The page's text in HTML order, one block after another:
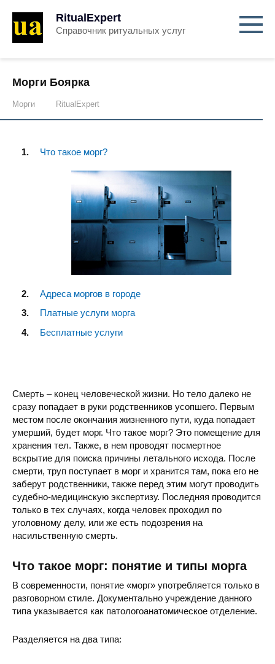
RitualExpert
Справочник ритуальных услуг
Морги Боярка
Морги RitualExpert
Что такое морг?
Адреса моргов в городе
Платные услуги морга
Бесплатные услуги
Смерть – конец человеческой жизни. Но тело далеко не
сразу попадает в руки родственников усопшего. Первым
местом после окончания жизненного пути, куда попадает
умерший, будет морг. Что такое морг? Это помещение для
хранения тел. Также, в нем проводят посмертное
вскрытие для поиска причины летального исхода. После
смерти, труп поступает в морг и хранится там, пока его не
заберут родственники, также перед этим могут проводить
судебно-медицинскую экспертизу. Последняя проводится
только в тех случаях, когда человек проходил по
уголовному делу, или же есть подозрения на
насильственную смерть.
Что такое морг: понятие и типы морга
В современности, понятие «морг» употребляется только в
разговорном стиле. Документально учреждение данного
типа указывается как патологоанатомическое отделение.
Разделяется на два типа: